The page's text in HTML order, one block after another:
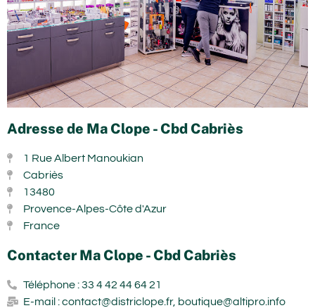
Adresse de Ma Clope - Cbd Cabriès
1 Rue Albert Manoukian
Cabriès
13480
Provence-Alpes-Côte d'Azur
France
Contacter Ma Clope - Cbd Cabriès
Téléphone : 33 4 42 44 64 21
E-mail : contact@districlope.fr, boutique@altipro.info